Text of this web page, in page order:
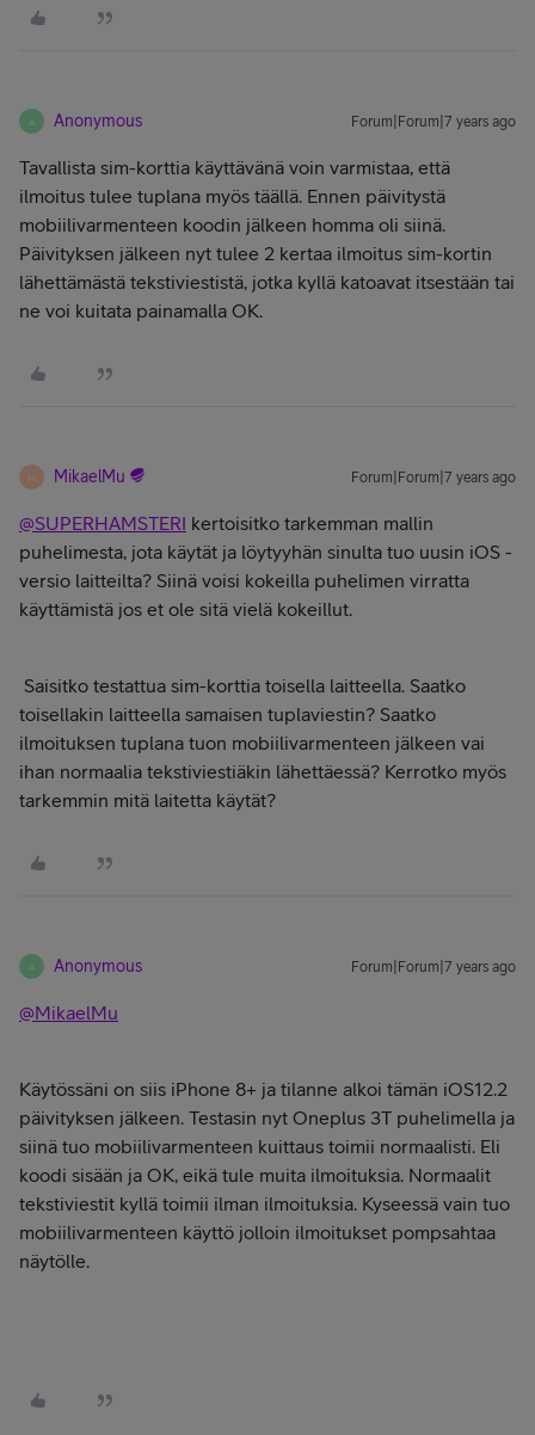
A Anonymous Forum|Forum|7 years ago
Tavallista sim-korttia käyttävänä voin varmistaa, että
ilmoitus tulee tuplana myös täällä. Ennen päivitystä
mobiilivarmenteen koodin jälkeen homma oli siinä.
Päivityksen jälkeen nyt tulee 2 kertaa ilmoitus sim-kortin
lähettämästä tekstiviestistä, jotka kyllä katoavat itsestään tai
ne voi kuitata painamalla OK.
M MikaelMu Forum|Forum|7 years ago
@SUPERHAMSTERI kertoisitko tarkemman mallin
puhelimesta, jota käytät ja löytyyhän sinulta tuo uusin iOS -
versio laitteilta? Siinä voisi kokeilla puhelimen virratta
käyttämistä jos et ole sitä vielä kokeillut.
Saisitko testattua sim-korttia toisella laitteella. Saatko
toisellakin laitteella samaisen tuplaviestin? Saatko
ilmoituksen tuplana tuon mobiilivarmenteen jälkeen vai
ihan normaalia tekstiviestiäkin lähettäessä? Kerrotko myös
tarkemmin mitä laitetta käytät?
A Anonymous Forum|Forum|7 years ago
@MikaelMu
Käytössäni on siis iPhone 8+ ja tilanne alkoi tämän iOS12.2
päivityksen jälkeen. Testasin nyt Oneplus 3T puhelimella ja
siinä tuo mobiilivarmenteen kuittaus toimii normaalisti. Eli
koodi sisään ja OK, eikä tule muita ilmoituksia. Normaalit
tekstiviestit kyllä toimii ilman ilmoituksia. Kyseessä vain tuo
mobiilivarmenteen käyttö jolloin ilmoitukset pompsahtaa
näytölle.